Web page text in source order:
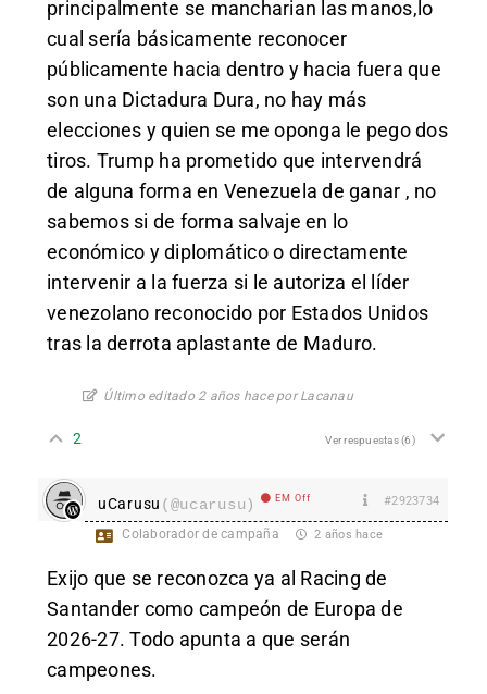
principalmente se mancharian las manos,lo
cual sería básicamente reconocer
públicamente hacia dentro y hacia fuera que
son una Dictadura Dura, no hay más
elecciones y quien se me oponga le pego dos
tiros. Trump ha prometido que intervendrá
de alguna forma en Venezuela de ganar , no
sabemos si de forma salvaje en lo
económico y diplomático o directamente
intervenir a la fuerza si le autoriza el líder
venezolano reconocido por Estados Unidos
tras la derrota aplastante de Maduro.
Último editado 2 años hace por Lacanau
2 Ver respuestas(6)
uCarusu (@ucarusu) EM Off #2923734
Colaborador de campaña 2 años hace
Exijo que se reconozca ya al Racing de
Santander como campeón de Europa de
2026-27. Todo apunta a que serán
campeones.